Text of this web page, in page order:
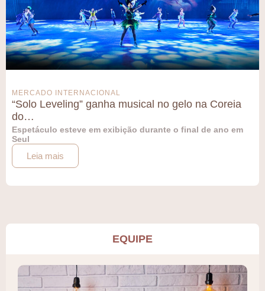
MERCADO INTERNACIONAL
“Solo Leveling” ganha musical no gelo na Coreia
do…
Espetáculo esteve em exibição durante o final de ano em
Seul
Leia mais
EQUIPE